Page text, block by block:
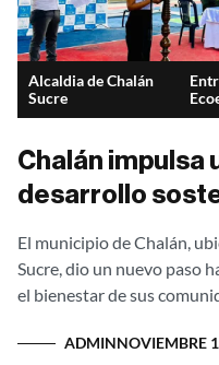
Alcaldia de Chalán
Sucre
Chalán impulsa
desarrollo
– Montes de
El municipio de Chalán,
Sucre, dio un nuevo paso
el bienestar de sus
ADMINNOVIEMBRE